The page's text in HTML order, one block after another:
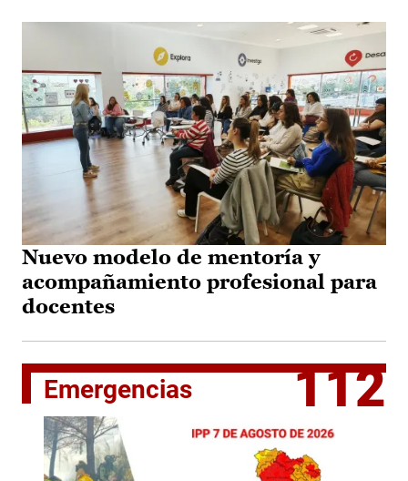
Nuevo modelo de mentoría y
acompañamiento profesional para
docentes
Emergencias 112